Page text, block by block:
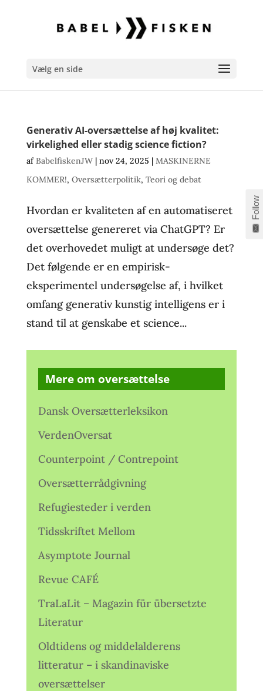
Vælg en side
Generativ AI-oversættelse af høj kvalitet:
virkelighed eller stadig science fiction?
afBabelfiskenJW| nov 24, 2025 | MASKINERNE
KOMMER!, Oversætterpolitik, Teori og debat
Hvordan er kvaliteten af en automatiseret
oversættelse genereret via ChatGPT? Er
det overhovedet muligt at undersøge det?
Det følgende er en empirisk-
eksperimentel undersøgelse af, i hvilket
omfang generativ kunstig intelligens er i
stand til at genskabe et science...
Mere om oversættelse
Dansk Oversætterleksikon
VerdenOversat
Counterpoint / Contrepoint
Oversætterrådgivning
Refugiesteder i verden
Tidsskriftet Mellom
Asymptote Journal
Revue CAFÉ
TraLaLit – Magazin für übersetzte
Literatur
Oldtidens og middelalderens
litteratur – i skandinaviske
oversættelser
Follow